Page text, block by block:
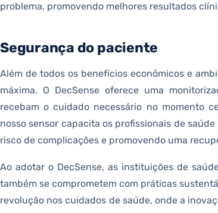
problema, promovendo melhores resultados
Segurança do paciente
Além de todos os benefícios econômicos e
máxima. O DecSense oferece uma
recebam o cuidado necessário no momento
nosso sensor capacita os profissionais de
risco de complicações e promovendo uma
Ao adotar o DecSense, as instituições de
também se comprometem com práticas
revolução nos cuidados de saúde, onde a